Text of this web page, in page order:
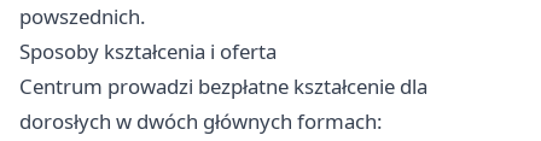
powszednich.
Sposoby kształcenia i oferta
Centrum prowadzi bezpłatne kształcenie dla
dorosłych w dwóch głównych formach: